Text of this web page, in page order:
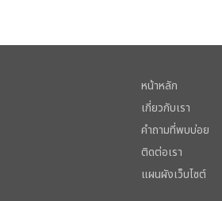
หน้าหลัก
เกี่ยวกับเรา
คำถามที่พบบ่อย
ติดต่อเรา
แผนผังเว็บไซต์